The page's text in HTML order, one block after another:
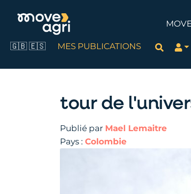
🇬🇧 🇪🇸 MES PUBLICATIONS
tour de
Publié par Mael Lemaitre
Pays : Colombie